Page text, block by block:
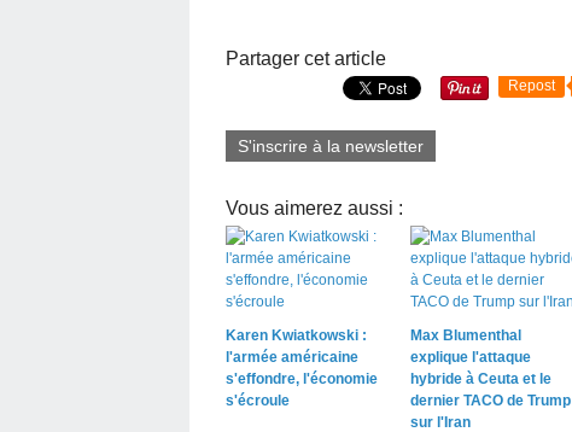
Partager cet article
Repost
S'inscrire à la newsletter
Vous aimerez aussi :
Karen Kwiatkowski :
l'armée américaine
s'effondre, l'économie
s'écroule
Max Blumenthal
explique l'attaque
hybride à Ceuta et le
dernier TACO de Trump
sur l'Iran